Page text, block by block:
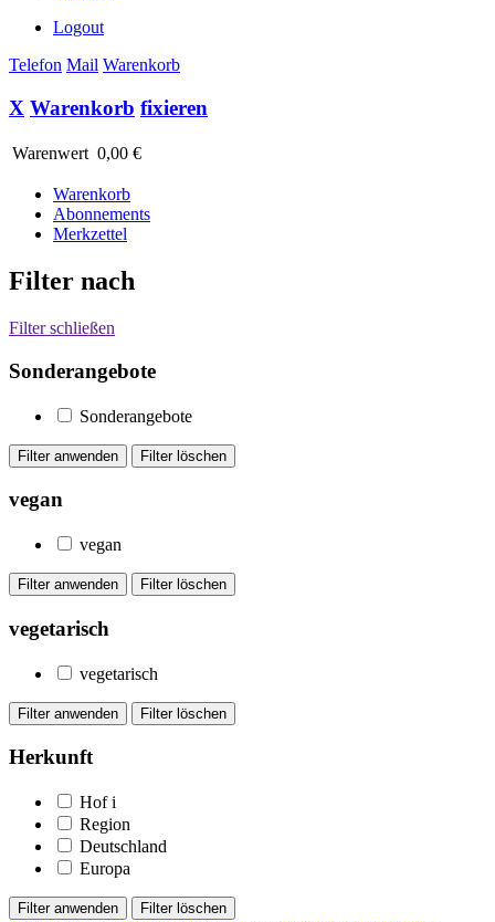
Logout
Telefon Mail Warenkorb
X Warenkorb fixieren
Warenwert 0,00 €
Warenkorb
Abonnements
Merkzettel
Filter nach
Filter schließen
Sonderangebote
Sonderangebote
vegan
vegan
vegetarisch
vegetarisch
Herkunft
Hof i
Region
Deutschland
Europa